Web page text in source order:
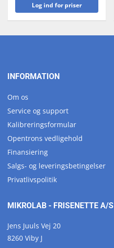
Log ind for priser
INFORMATION
Om os
Service og support
Kalibreringsformular
Opentrons vedligehold
Finansiering
Salgs- og leveringsbetingelser
Privatlivspolitik
MIKROLAB - FRISENETTE A/S
Jens Juuls Vej 20
8260 Viby J